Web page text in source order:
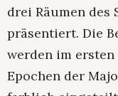
drei Räumen des
präsentiert. Die
werden im
Epochen der